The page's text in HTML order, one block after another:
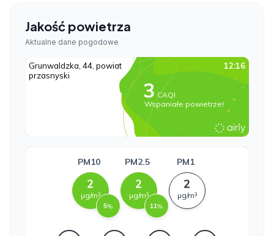
Jakość powietrza
Aktualne dane pogodowe